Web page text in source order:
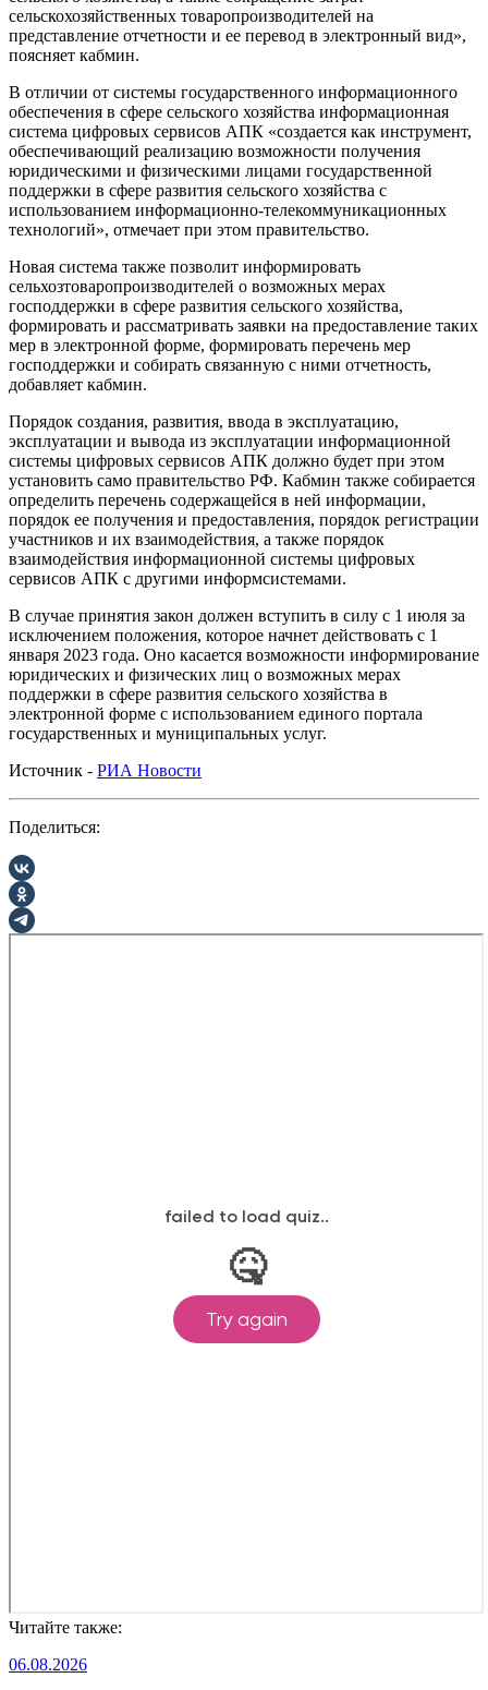
сельскохозяйственных товаропроизводителей на
представление отчетности и ее перевод в электронный вид»,
поясняет кабмин.
В отличии от системы государственного информационного
обеспечения в сфере сельского хозяйства информационная
система цифровых сервисов АПК «создается как инструмент,
обеспечивающий реализацию возможности получения
юридическими и физическими лицами государственной
поддержки в сфере развития сельского хозяйства с
использованием информационно-телекоммуникационных
технологий», отмечает при этом правительство.
Новая система также позволит информировать
сельхозтоваропроизводителей о возможных мерах
господдержки в сфере развития сельского хозяйства,
формировать и рассматривать заявки на предоставление таких
мер в электронной форме, формировать перечень мер
господдержки и собирать связанную с ними отчетность,
добавляет кабмин.
Порядок создания, развития, ввода в эксплуатацию,
эксплуатации и вывода из эксплуатации информационной
системы цифровых сервисов АПК должно будет при этом
установить само правительство РФ. Кабмин также собирается
определить перечень содержащейся в ней информации,
порядок ее получения и предоставления, порядок регистрации
участников и их взаимодействия, а также порядок
взаимодействия информационной системы цифровых
сервисов АПК с другими информсистемами.
В случае принятия закон должен вступить в силу с 1 июля за
исключением положения, которое начнет действовать с 1
января 2023 года. Оно касается возможности информирование
юридических и физических лиц о возможных мерах
поддержки в сфере развития сельского хозяйства в
электронной форме с использованием единого портала
государственных и муниципальных услуг.
Источник - РИА Новости
Поделиться:
Читайте также:
06.08.2026